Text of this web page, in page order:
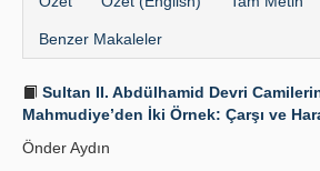
Benzer Makaleler
Sultan II. Abdülhamid Devri
Mahmudiye’den İki Örnek: Çarşı ve
Önder Aydın